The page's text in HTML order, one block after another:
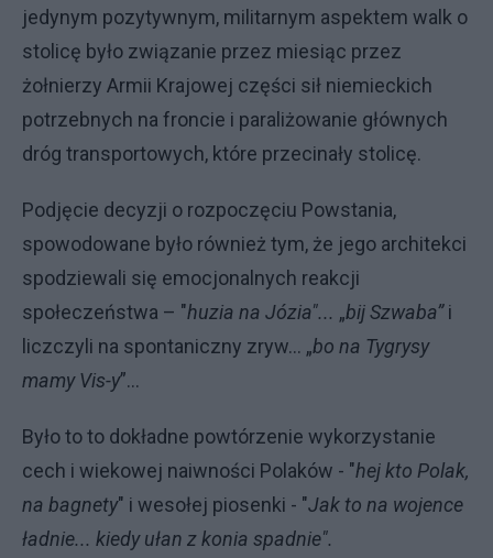
jedynym pozytywnym, militarnym aspektem walk o
stolicę było związanie przez miesiąc przez
żołnierzy Armii Krajowej części sił niemieckich
potrzebnych na froncie i paraliżowanie głównych
dróg transportowych, które przecinały stolicę.
Podjęcie decyzji o rozpoczęciu Powstania,
spowodowane było również tym, że jego architekci
spodziewali się emocjonalnych reakcji
społeczeństwa – "huzia na Józia"... „bij Szwaba”i
liczczyli na spontaniczny zryw... „bo na Tygrysy
mamy Vis-y”...
Było to to dokładne powtórzenie wykorzystanie
cech i wiekowej naiwności Polaków - "hej kto Polak,
na bagnety" i wesołej piosenki - "Jak to na wojence
ładnie... kiedy ułan z konia spadnie".